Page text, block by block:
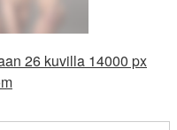
26 kuvilla 14000 px